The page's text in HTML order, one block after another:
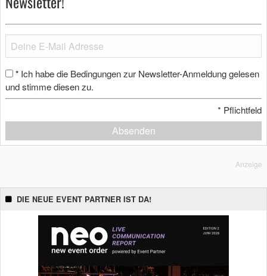
* Ich habe die Bedingungen zur Newsletter-Anmeldung gelesen
und stimme diesen zu.
* Pflichtfeld
Absenden
Anzeige
DIE NEUE EVENT PARTNER IST DA!